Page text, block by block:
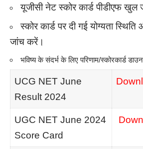
यूजीसी नेट स्कोर कार्ड पीडीएफ खुल
स्कोर कार्ड पर दी गई योग्यता
जांच करें।
भविष्य के संदर्भ के लिए परिणाम/स्कोरकार्ड
UCG NET June
Result 2024
UGC NET June 2024
Score Card